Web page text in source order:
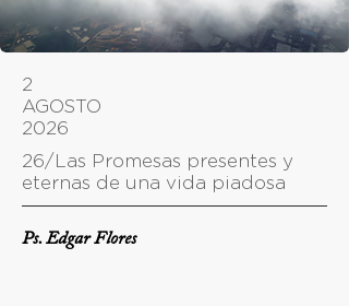
2
AGOSTO
2026
26/Las Promesas presentes y
eternas de una vida piadosa
Ps. Edgar Flores